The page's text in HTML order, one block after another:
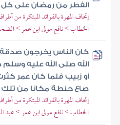
الفطر من رمضان على
إتحاف المهرة بالفوائد المبتكرة من
الخطاب > نافع مولى ابن عمر >
كان الناس يخرجون
الله صلى الله عليه
أو زبيب فلما كان عمر
صاع حنطة مكانا من تلك
إتحاف المهرة بالفوائد المبتكرة من
الخطاب > نافع مولى ابن عمر > عبد